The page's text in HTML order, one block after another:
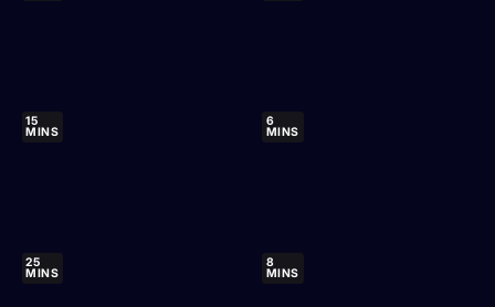
15
MINS
6
MINS
25
MINS
8
MINS